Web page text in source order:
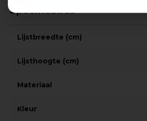
Specificaties
Lijstbreedte (cm)
Lijsthoogte (cm)
Materiaal
Kleur